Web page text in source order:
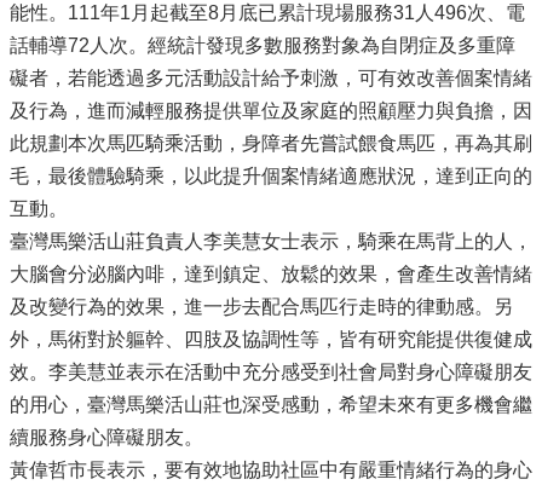
能性。111年1月起截至8月底已累計現場服務31人496次、電
話輔導72人次。經統計發現多數服務對象為自閉症及多重障
礙者，若能透過多元活動設計給予刺激，可有效改善個案情緒
及行為，進而減輕服務提供單位及家庭的照顧壓力與負擔，因
此規劃本次馬匹騎乘活動，身障者先嘗試餵食馬匹，再為其刷
毛，最後體驗騎乘，以此提升個案情緒適應狀況，達到正向的
互動。
臺灣馬樂活山莊負責人李美慧女士表示，騎乘在馬背上的人，
大腦會分泌腦內啡，達到鎮定、放鬆的效果，會產生改善情緒
及改變行為的效果，進一步去配合馬匹行走時的律動感。另
外，馬術對於軀幹、四肢及協調性等，皆有研究能提供復健成
效。李美慧並表示在活動中充分感受到社會局對身心障礙朋友
的用心，臺灣馬樂活山莊也深受感動，希望未來有更多機會繼
續服務身心障礙朋友。
黃偉哲市長表示，要有效地協助社區中有嚴重情緒行為的身心